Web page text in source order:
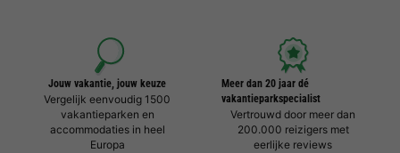
Jouw vakantie, jouw keuze
Vergelijk eenvoudig 1500
vakantieparken en
accommodaties in heel
Europa
Meer dan 20 jaar dé
vakantieparkspecialist
Vertrouwd door meer dan
200.000 reizigers met
eerlijke reviews